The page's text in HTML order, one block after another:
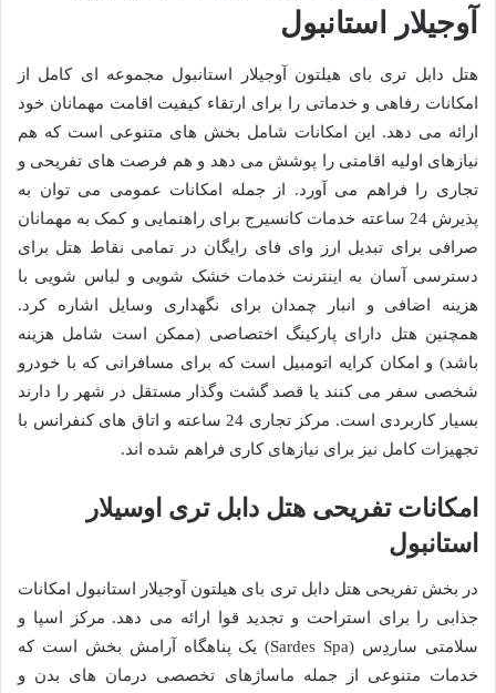
آوجیلار استانبول
هتل دابل تری بای هیلتون آوجیلار استانبول مجموعه ای کامل از
امکانات رفاهی و خدماتی را برای ارتقاء کیفیت اقامت مهمانان خود
ارائه می دهد. این امکانات شامل بخش های متنوعی است که هم
نیازهای اولیه اقامتی را پوشش می دهد و هم فرصت های تفریحی و
تجاری را فراهم می آورد. از جمله امکانات عمومی می توان به
پذیرش 24 ساعته خدمات کانسیرج برای راهنمایی و کمک به مهمانان
صرافی برای تبدیل ارز وای فای رایگان در تمامی نقاط هتل برای
دسترسی آسان به اینترنت خدمات خشک شویی و لباس شویی با
هزینه اضافی و انبار چمدان برای نگهداری وسایل اشاره کرد.
همچنین هتل دارای پارکینگ اختصاصی (ممکن است شامل هزینه
باشد) و امکان کرایه اتومبیل است که برای مسافرانی که با خودرو
شخصی سفر می کنند یا قصد گشت وگذار مستقل در شهر را دارند
بسیار کاربردی است. مرکز تجاری 24 ساعته و اتاق های کنفرانس با
تجهیزات کامل نیز برای نیازهای کاری فراهم شده اند.
امکانات تفریحی هتل دابل تری اوسیلار
استانبول
در بخش تفریحی هتل دابل تری بای هیلتون آوجیلار استانبول امکانات
جذابی را برای استراحت و تجدید قوا ارائه می دهد. مرکز اسپا و
سلامتی ساردِس (Sardes Spa) یک پناهگاه آرامش بخش است که
خدمات متنوعی از جمله ماساژهای تخصصی درمان های بدن و